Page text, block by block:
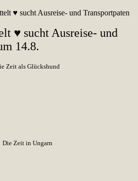
♥ sucht Ausreise- und Transportpaten
♥ sucht Ausreise- und
14.8.
Zeit als Glückshund
Die Zeit in Ungarn